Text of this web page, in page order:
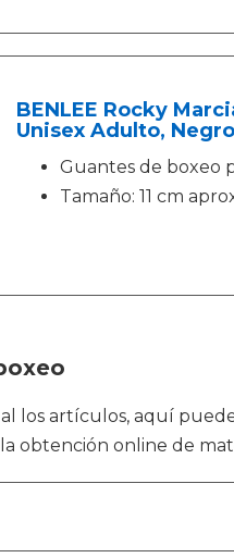
BENLEE Rocky
Unisex Adulto,
Guantes de boxeo
Tamaño: 11 cm
los artículos, aquí
obtención online de